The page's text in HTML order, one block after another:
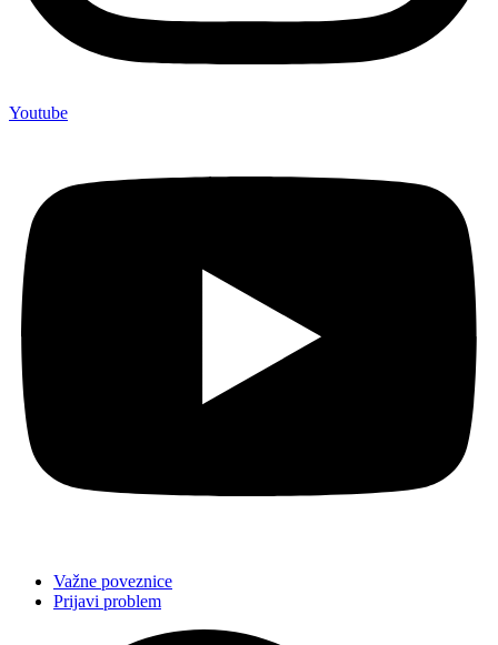
Youtube
Važne poveznice
Prijavi problem